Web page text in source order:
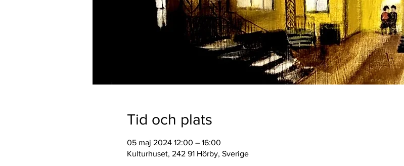
Tid och plats
05 maj 2024 12:00 – 16:00
Kulturhuset, 242 91 Hörby, Sverige